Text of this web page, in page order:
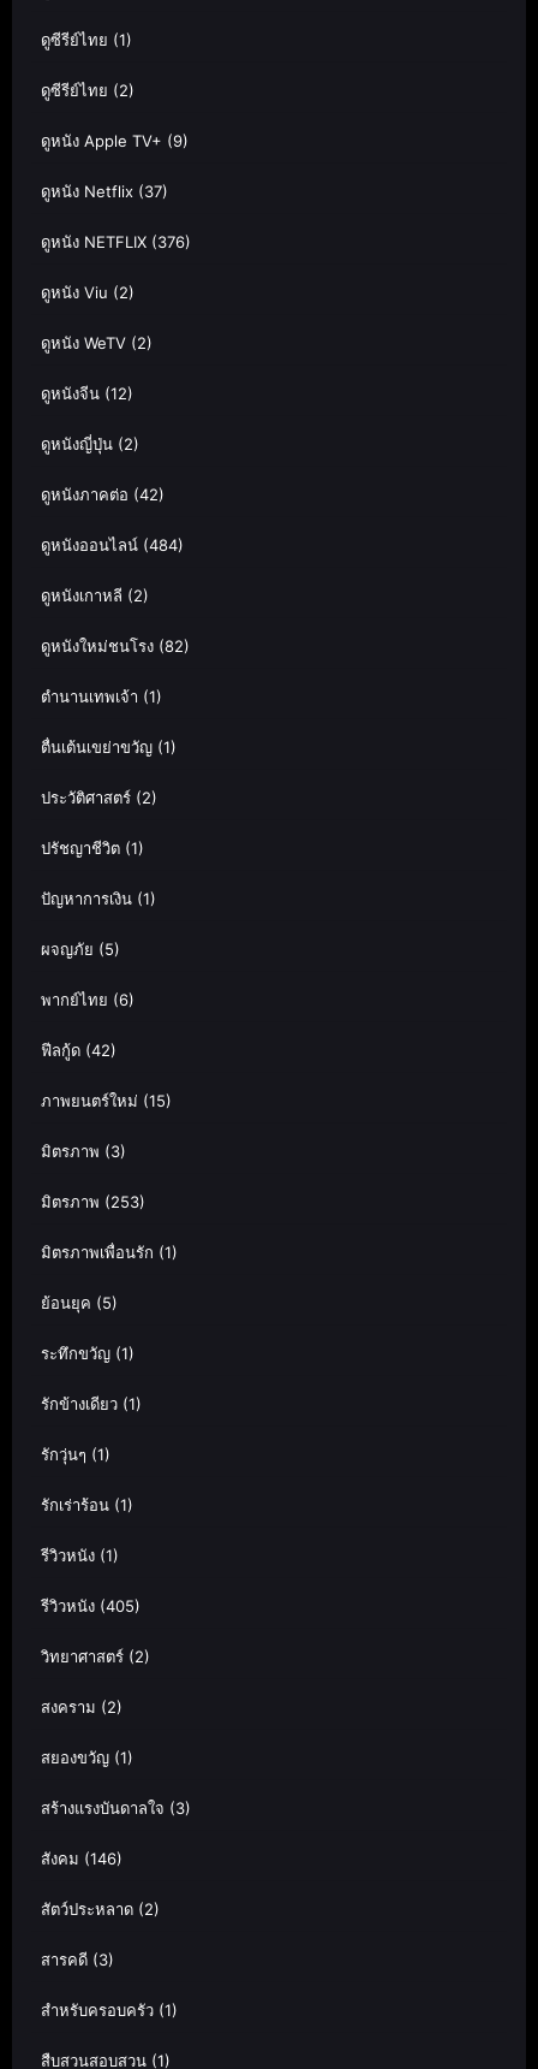
ดูซีรีย์ไทย (1)
ดูซีรีย์ไทย (2)
ดูหนัง Apple TV+ (9)
ดูหนัง Netflix (37)
ดูหนัง NETFLIX (376)
ดูหนัง Viu (2)
ดูหนัง WeTV (2)
ดูหนังจีน (12)
ดูหนังญี่ปุ่น (2)
ดูหนังภาคต่อ (42)
ดูหนังออนไลน์ (484)
ดูหนังเกาหลี (2)
ดูหนังใหม่ชนโรง (82)
ตำนานเทพเจ้า (1)
ตื่นเต้นเขย่าขวัญ (1)
ประวัติศาสตร์ (2)
ปรัชญาชีวิต (1)
ปัญหาการเงิน (1)
ผจญภัย (5)
พากย์ไทย (6)
ฟีลกู้ด (42)
ภาพยนตร์ใหม่ (15)
มิตรภาพ (3)
มิตรภาพ (253)
มิตรภาพเพื่อนรัก (1)
ย้อนยุค (5)
ระทึกขวัญ (1)
รักข้างเดียว (1)
รักวุ่นๆ (1)
รักเร่าร้อน (1)
รีวิวหนัง (1)
รีวิวหนัง (405)
วิทยาศาสตร์ (2)
สงคราม (2)
สยองขวัญ (1)
สร้างแรงบันดาลใจ (3)
สังคม (146)
สัตว์ประหลาด (2)
สารคดี (3)
สำหรับครอบครัว (1)
สืบสวนสอบสวน (1)